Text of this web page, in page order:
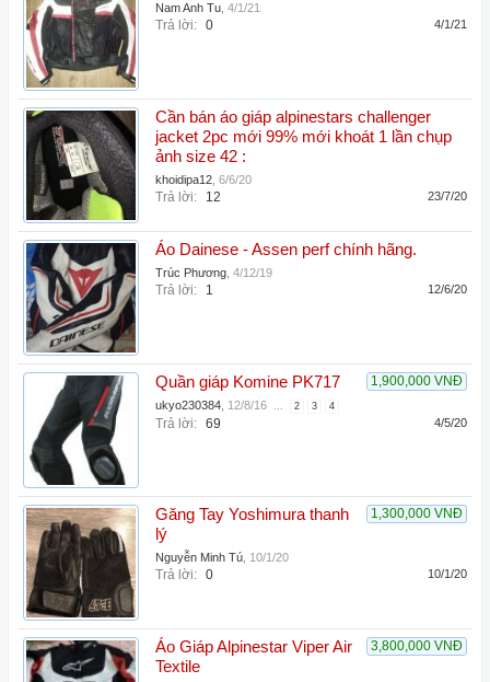
Nam Anh Tu 4/1/21
Trả lời: 0 4/1/21
Cần bán áo giáp alpinestars challenger
jacket 2pc mới 99% mới khoát 1 lần chụp
ảnh size 42 :
khoidipa12 6/6/20
Trả lời: 12 23/7/20
Áo Dainese - Assen perf chính hãng.
Trúc Phương 4/12/19
Trả lời: 1 12/6/20
1,900,000 VNĐ
Quần giáp Komine PK717
ukyo230384 12/8/16 ... 2 3 4
Trả lời: 69 4/5/20
1,300,000 VNĐ
Găng Tay Yoshimura thanh
lý
Nguyễn Minh Tú 10/1/20
Trả lời: 0 10/1/20
3,800,000 VNĐ
Áo Giáp Alpinestar Viper Air
Textile